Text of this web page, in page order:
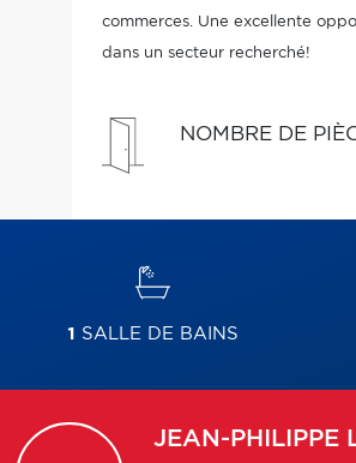
commerces. Une excellente
dans un secteur recherché!
NOMBRE DE
1 SALLE DE BAINS
JEAN-PHILIPPE